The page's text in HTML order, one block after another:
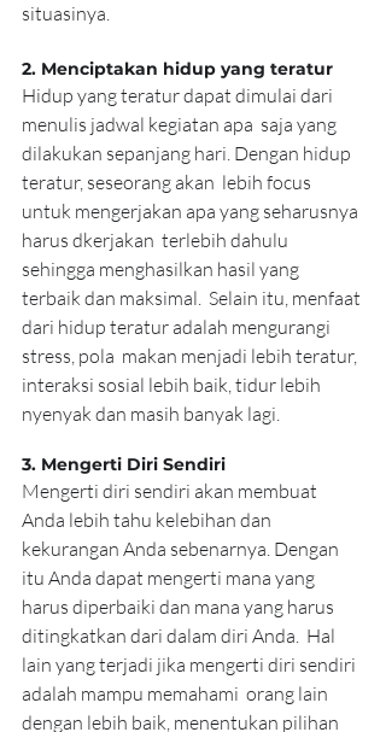
situasinya.
2. Menciptakan hidup yang teratur
Hidup yang teratur dapat dimulai dari
menulis jadwal kegiatan apa  saja yang
dilakukan sepanjang hari. Dengan hidup
teratur, seseorang akan  lebih focus
untuk mengerjakan apa yang seharusnya
harus dkerjakan  terlebih dahulu
sehingga menghasilkan hasil yang
terbaik dan maksimal.  Selain itu, menfaat
dari hidup teratur adalah mengurangi
stress, pola  makan menjadi lebih teratur,
interaksi sosial lebih baik, tidur lebih
nyenyak dan masih banyak lagi.
3. Mengerti Diri Sendiri
Mengerti diri sendiri akan membuat
Anda lebih tahu kelebihan dan
kekurangan Anda sebenarnya. Dengan
itu Anda dapat mengerti mana yang
harus diperbaiki dan mana yang harus
ditingkatkan dari dalam diri Anda.  Hal
lain yang terjadi jika mengerti diri sendiri
adalah mampu memahami  orang lain
dengan lebih baik, menentukan pilihan